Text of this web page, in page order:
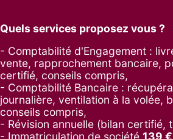
Quels services proposez vous ?
- Comptabilité d'Engagement :
vente, rapprochement bancaire,
certifié, conseils compris,
- Comptabilité Bancaire :
journalière, ventilation à la volée,
conseils compris,
- Révision annuelle (bilan certifié,